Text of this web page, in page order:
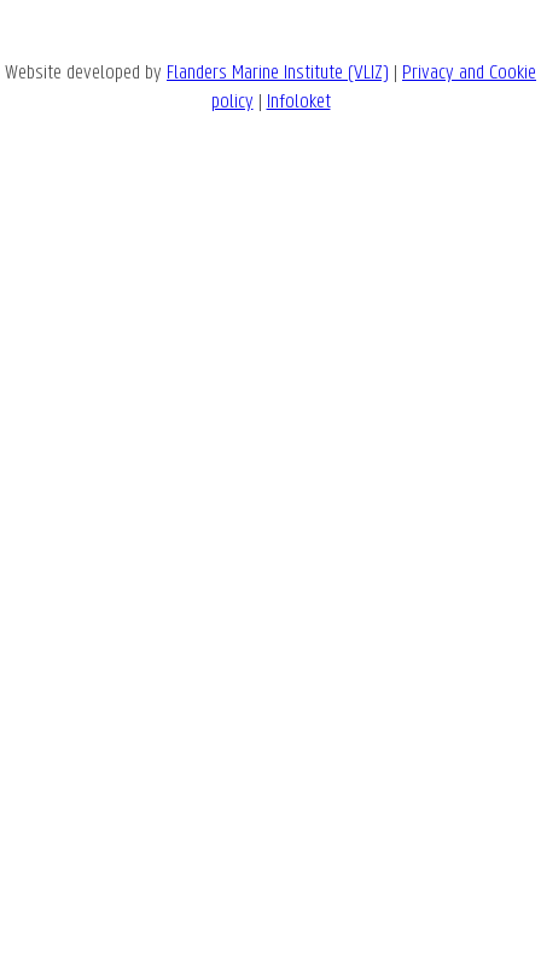
Website developed by Flanders Marine Institute (VLIZ) | Privacy and Cookie
policy | Infoloket